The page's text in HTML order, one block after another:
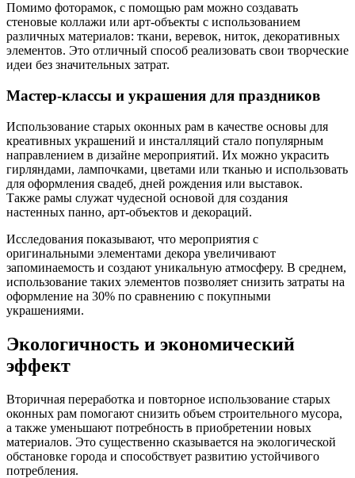
Помимо фоторамок, с помощью рам можно создавать
стеновые коллажи или арт-объекты с использованием
различных материалов: ткани, веревок, ниток, декоративных
элементов. Это отличный способ реализовать свои творческие
идеи без значительных затрат.
Мастер-классы и украшения для праздников
Использование старых оконных рам в качестве основы для
креативных украшений и инсталляций стало популярным
направлением в дизайне мероприятий. Их можно украсить
гирляндами, лампочками, цветами или тканью и использовать
для оформления свадеб, дней рождения или выставок.
Также рамы служат чудесной основой для создания
настенных панно, арт-объектов и декораций.
Исследования показывают, что мероприятия с
оригинальными элементами декора увеличивают
запоминаемость и создают уникальную атмосферу. В среднем,
использование таких элементов позволяет снизить затраты на
оформление на 30% по сравнению с покупными
украшениями.
Экологичность и экономический
эффект
Вторичная переработка и повторное использование старых
оконных рам помогают снизить объем строительного мусора,
а также уменьшают потребность в приобретении новых
материалов. Это существенно сказывается на экологической
обстановке города и способствует развитию устойчивого
потребления.